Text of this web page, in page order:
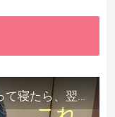
腎臓（腰）に「まるくん」を貼って寝たら、翌朝めちゃ楽でびっくりしました。腎臓叩いても痛くない！【お客様の声を試してみた】